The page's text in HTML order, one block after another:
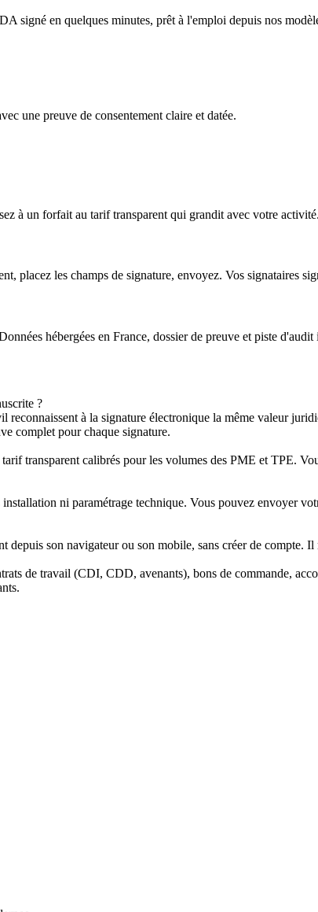
signé en quelques minutes, prêt à l'emploi depuis nos
une preuve de consentement claire et datée.
à un forfait au tarif transparent qui grandit avec votre
placez les champs de signature, envoyez. Vos signataires
hébergées en France, dossier de preuve et piste
?
à la signature électronique la même valeur
complet pour chaque signature.
transparent calibrés pour les volumes des PME et TPE.
ni paramétrage technique. Vous pouvez envoyer
son navigateur ou son mobile, sans créer de compte.
de travail (CDI, CDD, avenants), bons de commande,